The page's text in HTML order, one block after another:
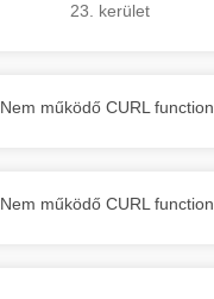
23. kerület
Nem működő CURL function.
Nem működő CURL function.